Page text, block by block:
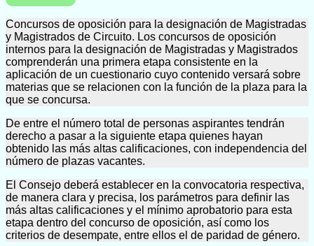
Concursos de oposición para la designación de Magistradas
y Magistrados de Circuito. Los concursos de oposición
internos para la designación de Magistradas y Magistrados
comprenderán una primera etapa consistente en la
aplicación de un cuestionario cuyo contenido versará sobre
materias que se relacionen con la función de la plaza para la
que se concursa.
De entre el número total de personas aspirantes tendrán
derecho a pasar a la siguiente etapa quienes hayan
obtenido las más altas calificaciones, con independencia del
número de plazas vacantes.
El Consejo deberá establecer en la convocatoria respectiva,
de manera clara y precisa, los parámetros para definir las
más altas calificaciones y el mínimo aprobatorio para esta
etapa dentro del concurso de oposición, así como los
criterios de desempate, entre ellos el de paridad de género.